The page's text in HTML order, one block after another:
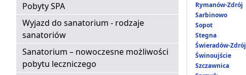
Pobyty SPA
Wyjazd do sanatorium - rodzaje
sanatoriów
Sanatorium – nowoczesne możliwości
pobytu leczniczego
Rymanów-Zdrój
Sarbinowo
Sopot
Stegna
Świeradów-Zdrój
Świnoujście
Szczawnica